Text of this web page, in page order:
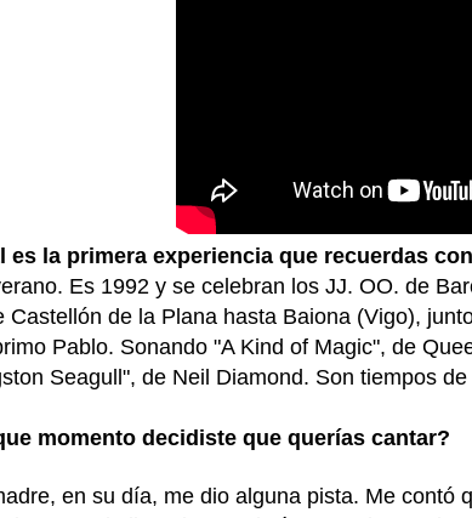
es la primera experiencia que recuerdas
Es 1992 y se celebran los JJ. OO. de
Castellón de la Plana hasta Baiona (Vigo),
Pablo. Sonando "A Kind of Magic", de
Seagull", de Neil Diamond. Son tiempos
momento decidiste que querías cantar?
en su día, me dio alguna pista. Me contó